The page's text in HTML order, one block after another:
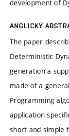
development of
ANGLICKÝ
The paper
Deterministic
generation a
made of a
Programming
application
short and simple